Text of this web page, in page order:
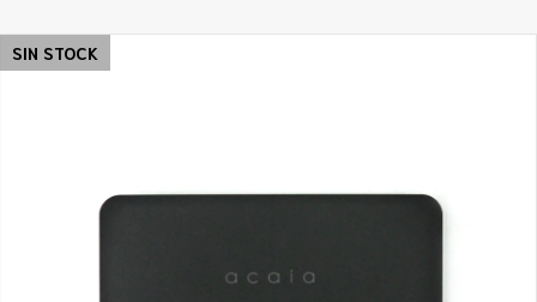
SIN STOCK